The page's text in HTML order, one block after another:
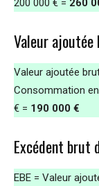
200 000 € = 260
Valeur
Valeur ajoutée
Consommation
€ = 190 000 €
Excédent brut
EBE = Valeur